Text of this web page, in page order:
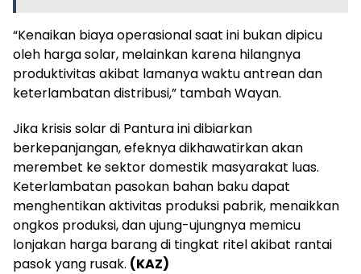
“Kenaikan biaya operasional saat ini bukan dipicu
oleh harga solar, melainkan karena hilangnya
produktivitas akibat lamanya waktu antrean dan
keterlambatan distribusi,” tambah Wayan.
Jika krisis solar di Pantura ini dibiarkan
berkepanjangan, efeknya dikhawatirkan akan
merembet ke sektor domestik masyarakat luas.
Keterlambatan pasokan bahan baku dapat
menghentikan aktivitas produksi pabrik, menaikkan
ongkos produksi, dan ujung-ujungnya memicu
lonjakan harga barang di tingkat ritel akibat rantai
pasok yang rusak. (KAZ)